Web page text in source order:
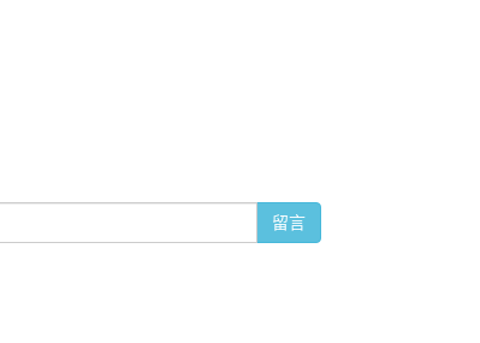
留言